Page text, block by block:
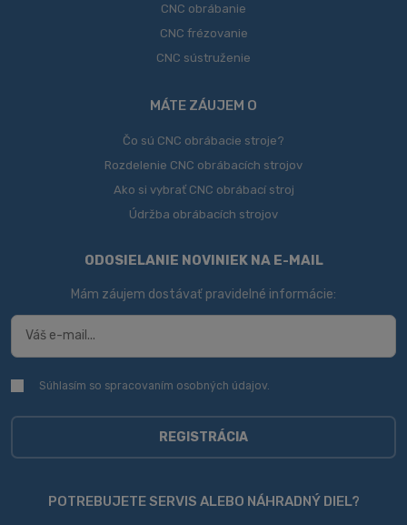
CNC obrábanie
CNC frézovanie
CNC sústruženie
MÁTE ZÁUJEM O
Čo sú CNC obrábacie stroje?
Rozdelenie CNC obrábacích strojov
Ako si vybrať CNC obrábací stroj
Údržba obrábacích strojov
ODOSIELANIE NOVINIEK NA E-MAIL
Mám záujem dostávať pravidelné informácie:
Súhlasím
spracovaním
Súhlasím so spracovaním osobných údajov
REGISTRÁCIA
sa
POTREBUJETE SERVIS ALEBO NÁHRADNÝ DIEL?